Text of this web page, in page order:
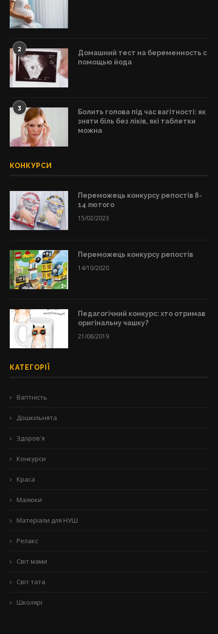
2
Домашний тест на беременность с
помощью йода
3
Болить голова під час вагітності: як
зняти біль без ліків, які таблетки
можна
КОНКУРСИ
Переможець конкурсу репостів 8-
14 лютого
15/02/2023
Переможець конкурсу репостів
14/10/2020
Педагогічний конкурс: хто отримав
оригінальну чашку?
21/08/2019
КАТЕГОРІЇ
Вагітність
Дошкільнята
Здоров'я
Конкурси
Краса
Малюки
Матеріали для НУШ
Релакс
Світ мами
Світ тата
Школярі